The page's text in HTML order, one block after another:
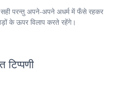
परन्तु अपने-अपने अधर्म में फँसे रहकर
के ऊपर विलाप करते रहेंगे।
टिप्पणी